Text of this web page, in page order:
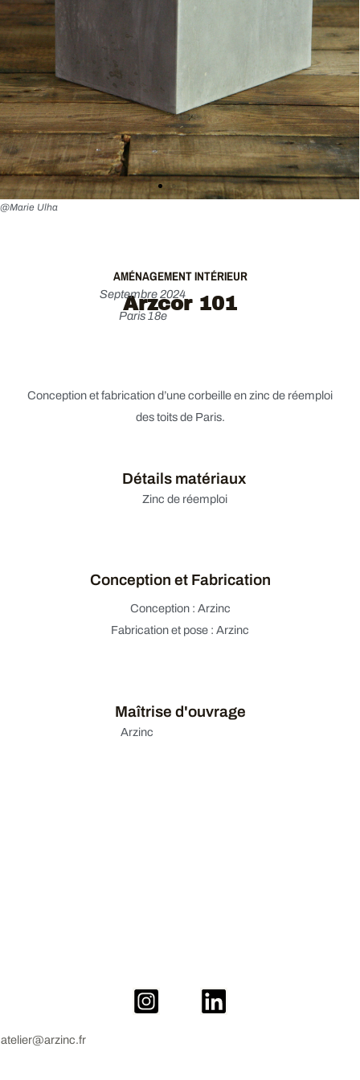
@Marie Ulha
AMÉNAGEMENT INTÉRIEUR
Arzcor 101
Conception et fabrication d’une corbeille en zinc de réemploi
des toits de Paris.
Détails matériaux
Zinc de réemploi
Conception et Fabrication
Conception : Arzinc
Fabrication et pose : Arzinc
Maîtrise d'ouvrage
Arzinc
Septembre 2024
Paris 18e
atelier@arzinc.fr